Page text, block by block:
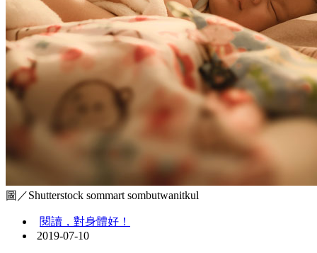
圖／Shutterstock sommart sombutwanitkul
閱讀，對身體好！
2019-07-10